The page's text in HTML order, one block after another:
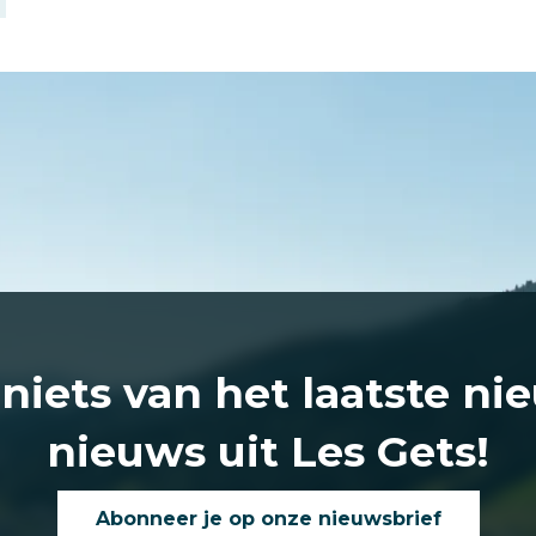
van het laatste
nieuws uit Les Gets!
Abonneer je op onze nieuwsbrief